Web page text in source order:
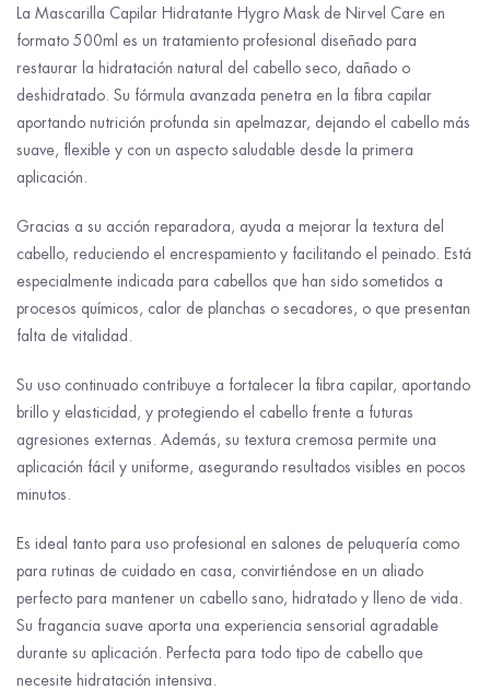
La Mascarilla Capilar Hidratante Hygro Mask de Nirvel Care en
formato 500ml es un tratamiento profesional diseñado para
restaurar la hidratación natural del cabello seco, dañado o
deshidratado. Su fórmula avanzada penetra en la fibra capilar
aportando nutrición profunda sin apelmazar, dejando el cabello más
suave, flexible y con un aspecto saludable desde la primera
aplicación.
Gracias a su acción reparadora, ayuda a mejorar la textura del
cabello, reduciendo el encrespamiento y facilitando el peinado. Está
especialmente indicada para cabellos que han sido sometidos a
procesos químicos, calor de planchas o secadores, o que presentan
falta de vitalidad.
Su uso continuado contribuye a fortalecer la fibra capilar, aportando
brillo y elasticidad, y protegiendo el cabello frente a futuras
agresiones externas. Además, su textura cremosa permite una
aplicación fácil y uniforme, asegurando resultados visibles en pocos
minutos.
Es ideal tanto para uso profesional en salones de peluquería como
para rutinas de cuidado en casa, convirtiéndose en un aliado
perfecto para mantener un cabello sano, hidratado y lleno de vida.
Su fragancia suave aporta una experiencia sensorial agradable
durante su aplicación. Perfecta para todo tipo de cabello que
necesite hidratación intensiva.